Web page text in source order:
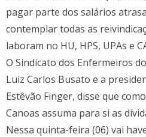
pagar parte dos salários
contemplar todas as
laboram no HU, HPS, UPAs e
O Sindicato dos Enfermeiros
Luiz Carlos Busato e a
Estêvão Finger, disse que
Canoas assuma para si as
Nessa quinta-feira (06) vai